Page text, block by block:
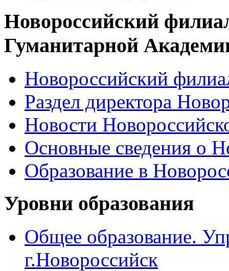
Новороссийский
Гуманитарной
Новороссийский
Раздел директора
Новости
Основные сведения о
Образование в
Уровни образования
Общее образование.
г.Новороссийск